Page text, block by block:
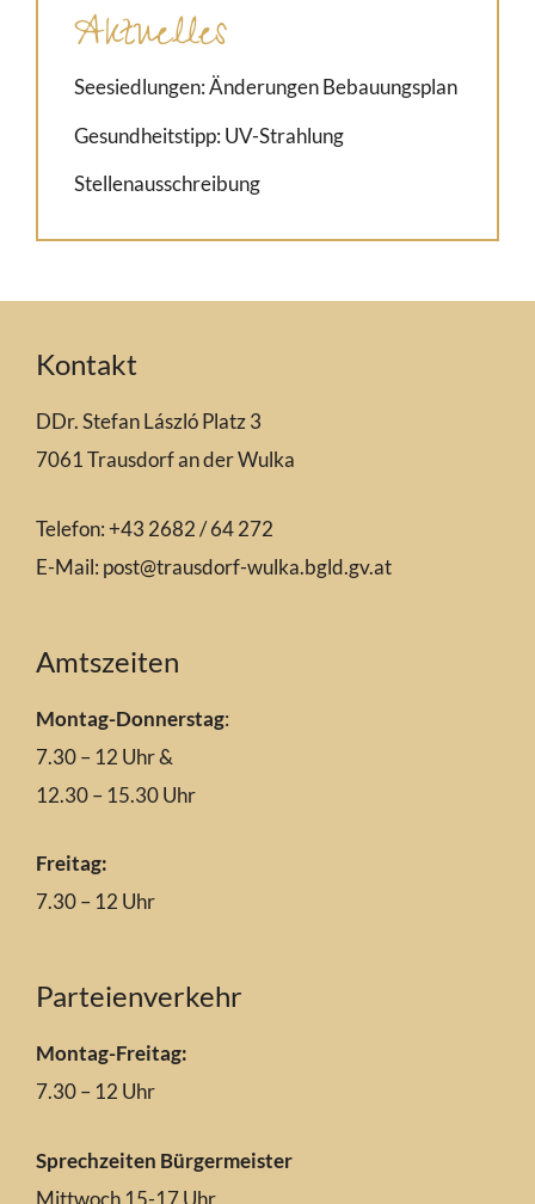
Aktuelles
Seesiedlungen: Änderungen Bebauungsplan
Gesundheitstipp: UV-Strahlung
Stellenausschreibung
Kontakt
DDr. Stefan László Platz 3
7061 Trausdorf an der Wulka
Telefon: +43 2682 / 64 272
E-Mail: post@trausdorf-wulka.bgld.gv.at
Amtszeiten
Montag-Donnerstag:
7.30 – 12 Uhr &
12.30 – 15.30 Uhr
Freitag:
7.30 – 12 Uhr
Parteienverkehr
Montag-Freitag:
7.30 – 12 Uhr
Sprechzeiten Bürgermeister
Mittwoch 15-17 Uhr